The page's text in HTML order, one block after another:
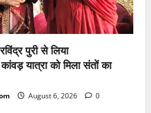
पुरी से लिया
यात्रा को मिला संतों का
August 6, 2026 0